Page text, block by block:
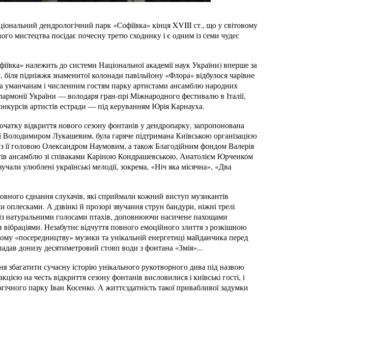
дендрологічний парк «Софіївка» кінця XVIII ст., що у світовому
мистецтва посідає почесну третю сходинку і є одним із семи чудес
належить до системи Національної академії наук України) вперше за
біля підніжжя знаменитої колонади павільйону «Флора» відбулося чарівне
і численним гостям парку артистами ансамблю народних
України — володаря гран-прі Міжнародного фестивалю в Італії,
артистів естради — під керуванням Юрія Карнауха.
відкриття нового сезону фонтанів у дендропарку, запропонована
Володимиром Лукашевим, була гаряче підтримана Київською організацією
з її головою Олександром Наумовим, а також Благодійним фондом Валерія
ансамблю зі співаками Каріною Кондрашевською, Анатолієм Юрченком
улюблені українські мелодії, зокрема, «Ніч яка місячна», «Два
єднання слухачів, які сприймали кожний виступ музикантів
А дзвінкі й прозорі звучання струн бандури, ніжні трелі
натуральними голосами птахів, доповнюючи насичене пахощами
Незабутнє відчуття повного емоційного злиття з розкішною
«посередництву» музики та унікальній енергетиці майданчика перед
донизу десятиметровий стовп води з фонтана «Змія»...
збагатити сучасну історію унікального рукотворного дива під назвою
на честь відкриття сезону фонтанів висловилися і київські гості, і
парку Іван Косенко. А життєздатність такої привабливої задумки